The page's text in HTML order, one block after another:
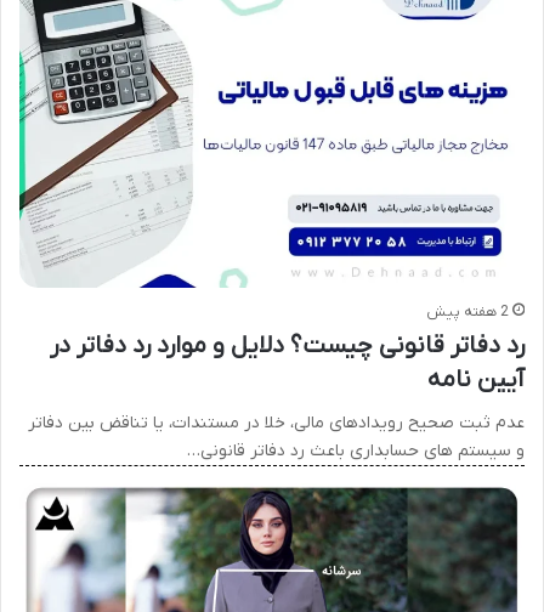
2 هفته پیش
رد دفاتر قانونی چیست؟ دلایل و موارد رد دفاتر در
آیین نامه
عدم ثبت صحیح رویدادهای مالی، خلا در مستندات، یا تناقض بین دفاتر
و سیستم های حسابداری باعث رد دفاتر قانونی…